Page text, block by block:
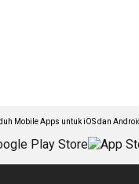
Mobile Apps untuk iOS dan